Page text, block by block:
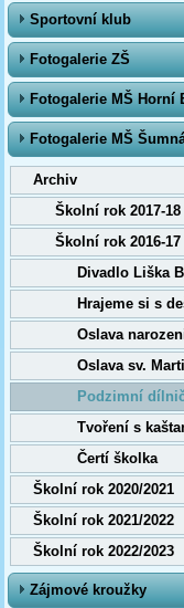
Sportovní klub
Fotogalerie ZŠ
Fotogalerie MŠ Horní
Fotogalerie MŠ
Archiv
Školní rok 2017-18
Školní rok 2016-17
Divadlo Liška
Hrajeme si s
Oslava
Oslava sv.
Podzimní
Tvoření s
Čertí školka
Školní rok 2020/2021
Školní rok 2021/2022
Školní rok 2022/2023
Zájmové kroužky